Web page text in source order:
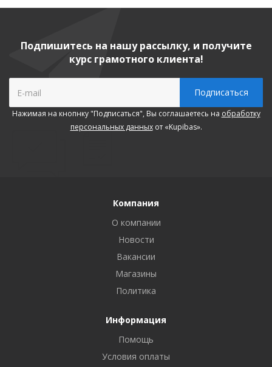
Подпишитесь на нашу рассылку, и получите
курс грамотного клиента!
Нажимая на кнопнку "Подписаться", Вы соглашаетесь на обработку
персональных данныхот «Kupibas».
Компания
О компании
Новости
Вакансии
Магазины
Политика
Информация
Помощь
Условия оплаты